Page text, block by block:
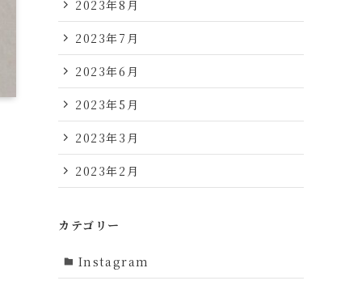
2023年8月
2023年7月
2023年6月
2023年5月
2023年3月
2023年2月
カテゴリー
Instagram